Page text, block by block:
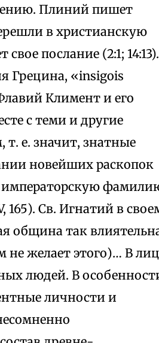
Плиний пишет
в христианскую
послание (2:1; 14:13).
Грецина, «insigois
Климент и его
с теми и другие
е. значит, знатные
новейших раскопок
императорскую
165). Св. Игнатий в
община так
не желает этого)… В
людей. В
личности и